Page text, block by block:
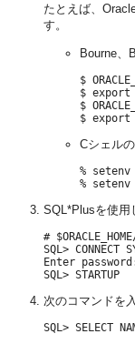
たとえば、
す。
Bourne、
$
$ export
$
Cシェル
% setenv
SQL*Plusを使用
#
SQL> CONNECT
Enter
次のコマンドを